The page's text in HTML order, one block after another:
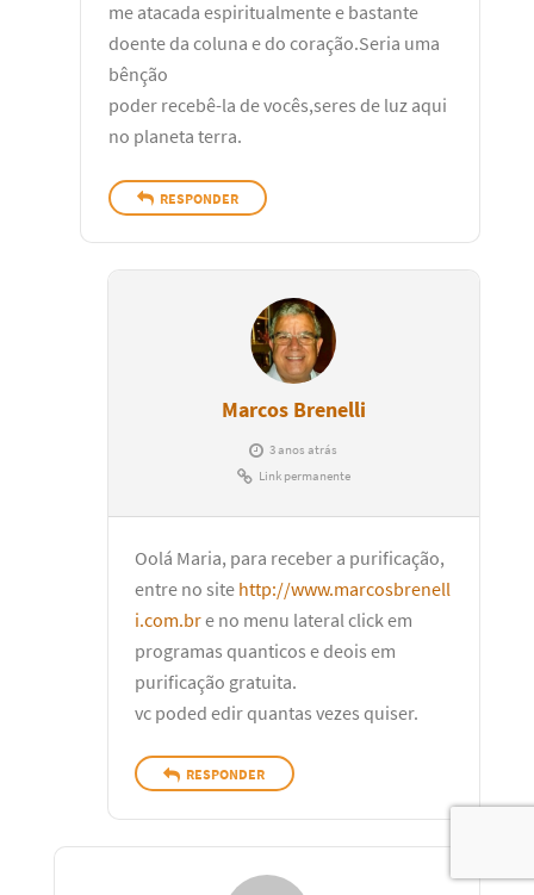
me atacada espiritualmente e bastante
doente da coluna e do coração.Seria uma
bênção
poder recebê-la de vocês,seres de luz aqui
no planeta terra.
RESPONDER
Marcos Brenelli
3 anos atrás
Link permanente
Oolá Maria, para receber a purificação,
entre no site http://www.marcosbrenell
i.com.bre no menu lateral click em
programas quanticos e deois em
purificação gratuita.
vc poded edir quantas vezes quiser.
RESPONDER